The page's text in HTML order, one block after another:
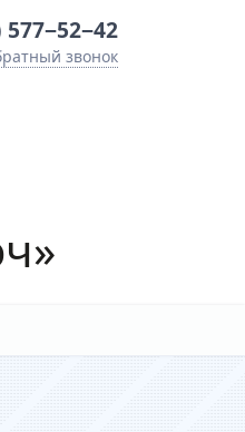
577−52−42
звонок